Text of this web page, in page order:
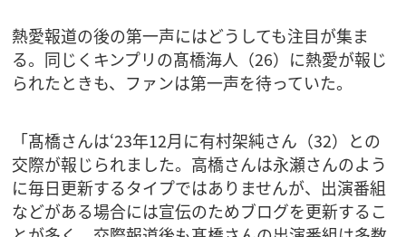
熱愛報道の後の第一声にはどうしても注目が集ま
る。同じくキンプリの髙橋海人（26）に熱愛が報じ
られたときも、ファンは第一声を待っていた。
「髙橋さんは‘23年12月に有村架純さん（32）との
交際が報じられました。高橋さんは永瀬さんのよう
に毎日更新するタイプではありませんが、出演番組
などがある場合には宣伝のためブログを更新するこ